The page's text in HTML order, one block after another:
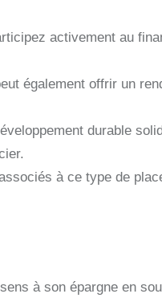
activement au
également offrir un
durable
à ce type de
à son épargne en